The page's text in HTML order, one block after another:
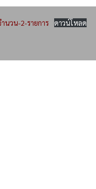
นวน-2-รายการ ดาวน์โหลด